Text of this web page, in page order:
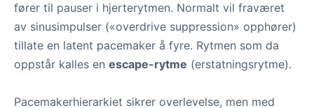
fører til pauser i hjerterytmen. Normalt vil fraværet
av sinusimpulser («overdrive suppression» opphører)
tillate en latent pacemaker å fyre. Rytmen som da
oppstår kalles en escape-rytme (erstatningsrytme).
Pacemakerhierarkiet sikrer overlevelse, men med